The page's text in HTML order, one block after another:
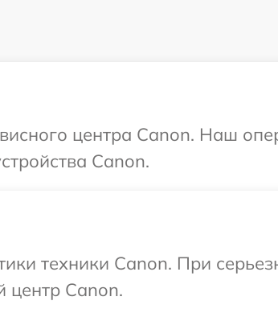
центра Canon. Наш
Canon.
техники Canon. При
центр Canon.